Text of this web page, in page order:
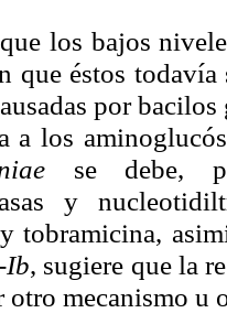
los bajos
que éstos
por
a los
se debe,
y
tobramicina,
Ib, sugiere que la
otro mecanismo u